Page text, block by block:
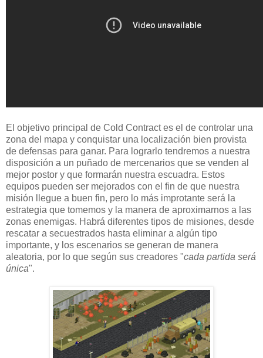
El objetivo principal de Cold Contract es el de controlar una
zona del mapa y conquistar una localización bien provista
de defensas para ganar. Para lograrlo tendremos a nuestra
disposición a un puñado de mercenarios que se venden al
mejor postor y que formarán nuestra escuadra. Estos
equipos pueden ser mejorados con el fin de que nuestra
misión llegue a buen fin, pero lo más improtante será la
estrategia que tomemos y la manera de aproximarnos a las
zonas enemigas. Habrá diferentes tipos de misiones, desde
rescatar a secuestrados hasta eliminar a algún tipo
importante, y los escenarios se generan de manera
aleatoria, por lo que según sus creadores "cada partida será
única".